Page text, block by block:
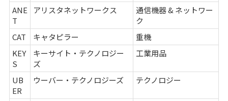
ANE
T
アリスタネットワークス
通信機器 & ネットワー
ク
CAT
キャタピラー
重機
KEY
S
キーサイト・テクノロジー
ズ
工業用品
UB
ER
ウーバー・テクノロジーズ テクノロジー